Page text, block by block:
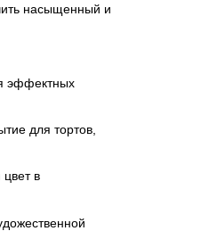
насыщенный и
эффектных
для тортов,
в